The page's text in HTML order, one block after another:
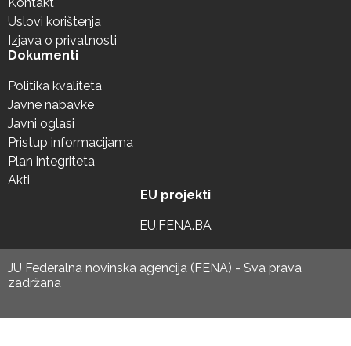
Uslovi korištenja
Izjava o privatnosti
Dokumenti
Politika kvaliteta
Javne nabavke
Javni oglasi
Pristup informacijama
Plan integriteta
Akti
EU projekti
EU.FENA.BA
JU Federalna novinska agencija (FENA) - Sva prava
zadržana